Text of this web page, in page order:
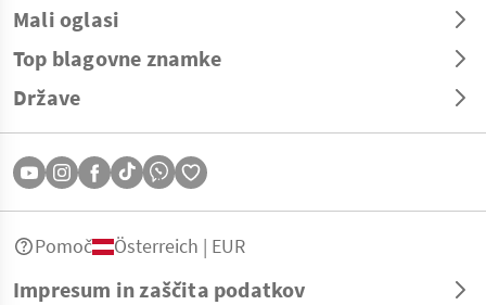
Mali oglasi
Top blagovne znamke
Države
Impresum in zaščita podatkov
Pomoč Österreich | EUR